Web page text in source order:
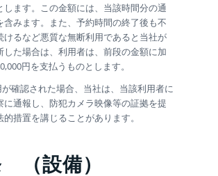
します。この金額には、当該時間分の通
含みます。また、予約時間の終了後も不
けるなど悪質な無断利用であると当社が
した場合は、利用者は、前段の金額に加
円を支払うものとします。
確認された場合、当社は、当該利用者に
に通報し、防犯カメラ映像等の証拠を提
措置を講じることがあります。
（設備）